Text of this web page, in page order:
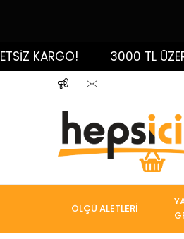
KARGO! 3000 TL ÜZERİ
ÖLÇÜ ALETLERİ